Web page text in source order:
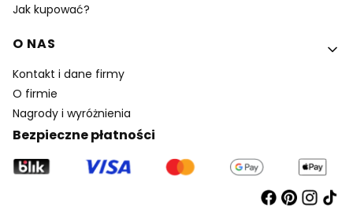
Jak kupować?
O NAS
Kontakt i dane firmy
O firmie
Nagrody i wyróżnienia
Bezpieczne płatności